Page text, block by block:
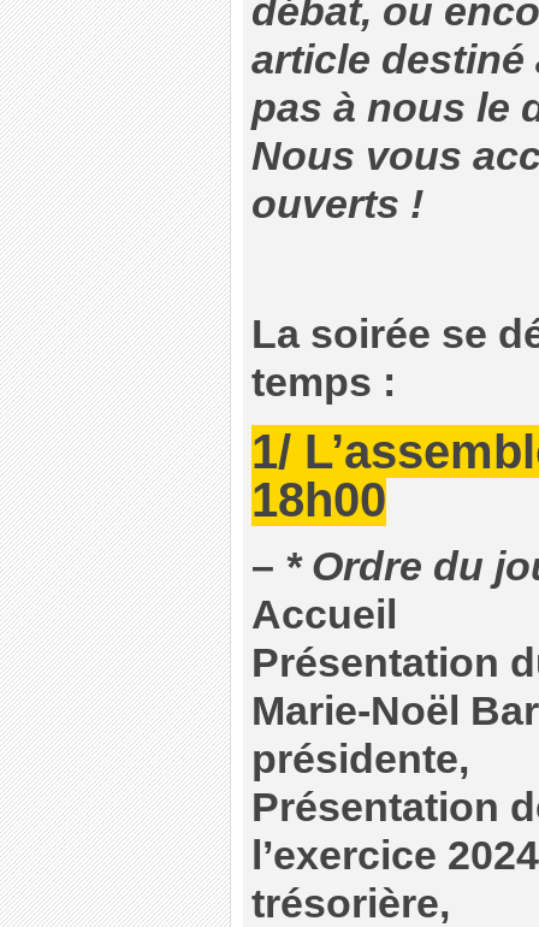
débat, ou
article destiné
pas à nous le
Nous vous
ouverts !
La soirée se
temps :
1/
18h00
– * Ordre du
Accueil
Présentation
Marie-Noël
présidente,
Présentation
l’exercice
trésorière,